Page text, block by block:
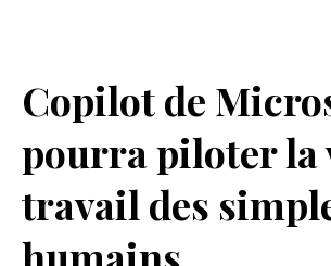
Copilot de
pourra piloter la
travail des